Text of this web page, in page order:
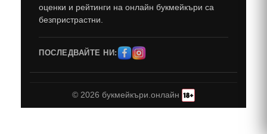
оценки и рейтинги на онлайн букмейкъри са
безпристрастни.
ПОСЛЕДВАЙТЕ НИ:
© 2026 букмейкъри.онлайн